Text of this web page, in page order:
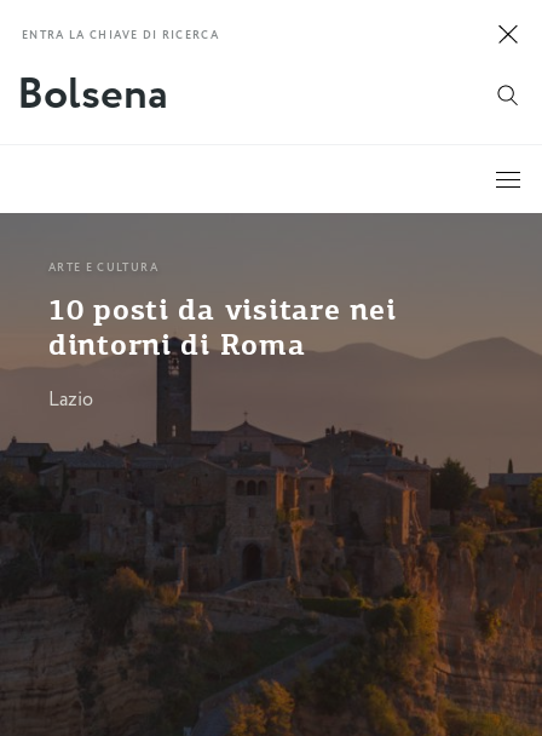
ENTRA LA CHIAVE DI RICERCA
ARTE E CULTURA
10 posti da visitare nei
dintorni di Roma
Lazio